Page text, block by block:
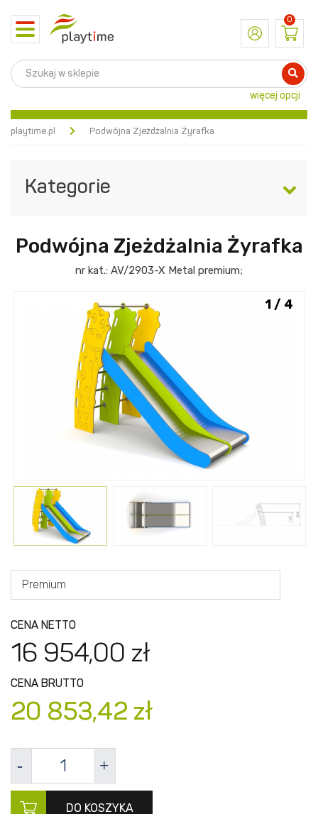
Toggle
navigation
0
więcej opcji
playtime.pl Podwójna Zjeżdżalnia Żyrafka
Kategorie
Podwójna Zjeżdżalnia Żyrafka
nr kat.: AV/2903-X Metal premium;
1 / 4
Premium
CENA NETTO
16 954,00 zł
CENA BRUTTO
20 853,42 zł
DO KOSZYKA